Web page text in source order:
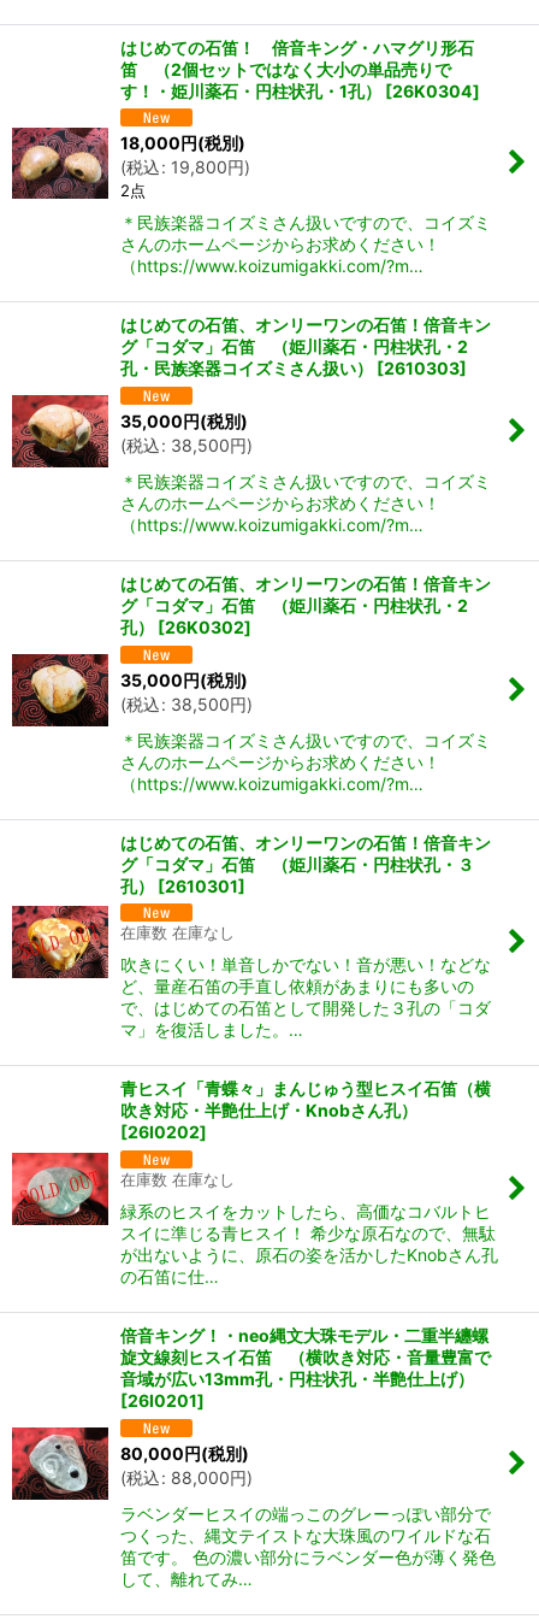
はじめての石笛！ 倍音キング・ハマグリ形石
笛 （2個セットではなく大小の単品売りで
す！・姫川薬石・円柱状孔・1孔）
[26K0304]
18,000円(税別)
(税込: 19,800円)
2点
＊民族楽器コイズミさん扱いですので、コイズミ
さんのホームページからお求めください！
（https://www.koizumigakki.com/?m…
はじめての石笛、オンリーワンの石笛！倍音キン
グ「コダマ」石笛 （姫川薬石・円柱状孔・2
孔・民族楽器コイズミさん扱い）
[2610303]
35,000円(税別)
(税込: 38,500円)
＊民族楽器コイズミさん扱いですので、コイズミ
さんのホームページからお求めください！
（https://www.koizumigakki.com/?m…
はじめての石笛、オンリーワンの石笛！倍音キン
グ「コダマ」石笛 （姫川薬石・円柱状孔・2
孔）
[26K0302]
35,000円(税別)
(税込: 38,500円)
＊民族楽器コイズミさん扱いですので、コイズミ
さんのホームページからお求めください！
（https://www.koizumigakki.com/?m…
はじめての石笛、オンリーワンの石笛！倍音キン
グ「コダマ」石笛 （姫川薬石・円柱状孔・３
孔）
[2610301]
在庫数 在庫なし
吹きにくい！単音しかでない！音が悪い！などな
ど、量産石笛の手直し依頼があまりにも多いの
で、はじめての石笛として開発した３孔の「コダ
マ」を復活しました。…
青ヒスイ「青蝶々」まんじゅう型ヒスイ石笛（横
吹き対応・半艶仕上げ・Knobさん孔）
[26I0202]
在庫数 在庫なし
緑系のヒスイをカットしたら、高価なコバルトヒ
スイに準じる青ヒスイ！ 希少な原石なので、無駄
が出ないように、原石の姿を活かしたKnobさん孔
の石笛に仕…
倍音キング！・neo縄文大珠モデル・二重半纏螺
旋文線刻ヒスイ石笛 （横吹き対応・音量豊富で
音域が広い13mm孔・円柱状孔・半艶仕上げ）
[26I0201]
80,000円(税別)
(税込: 88,000円)
ラベンダーヒスイの端っこのグレーっぽい部分で
つくった、縄文テイストな大珠風のワイルドな石
笛です。 色の濃い部分にラベンダー色が薄く発色
して、離れてみ…